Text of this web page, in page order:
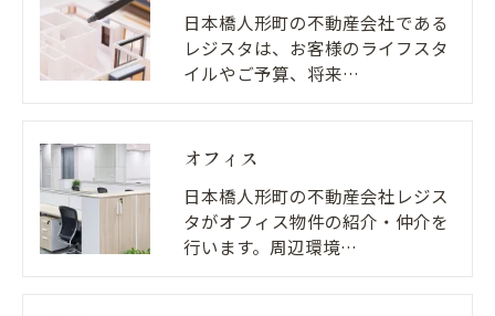
日本橋人形町の不動産会社である
レジスタは、お客様のライフスタ
イルやご予算、将来…
オフィス
日本橋人形町の不動産会社レジス
タがオフィス物件の紹介・仲介を
行います。周辺環境…